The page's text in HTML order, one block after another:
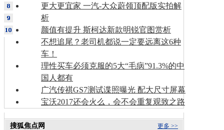
更大更宜家 一汽-大众蔚领顶配版实拍解
析
颜值有提升 斯柯达新款明锐官图赏析
不想追尾？老司机都说一定要远离这6种
车！
理性买车必须克服的5大“毛病”91.3%的中
国人都有
广汽传祺GS7测试谍照曝光 配大尺寸屏幕
宝沃2017还会火么，会不会重复观致之路
更多 >>
搜狐焦点网